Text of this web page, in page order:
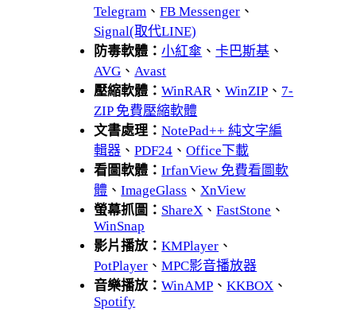
Telegram 、FB Messenger 、
Signal(取代LINE)
防毒軟體：小紅傘 、卡巴斯基 、
AVG 、 Avast
壓縮軟體：WinRAR 、WinZIP 、 7-
ZIP 免費壓縮軟體
文書處理：NotePad++ 純文字編
輯器 、PDF24 、Office下載
看圖軟體：IrfanView 免費看圖軟
體 、ImageGlass 、 XnView
螢幕抓圖： ShareX 、FastStone 、
WinSnap
影片播放：KMPlayer 、
PotPlayer 、MPC影音播放器
音樂播放：WinAMP 、KKBOX 、
Spotify